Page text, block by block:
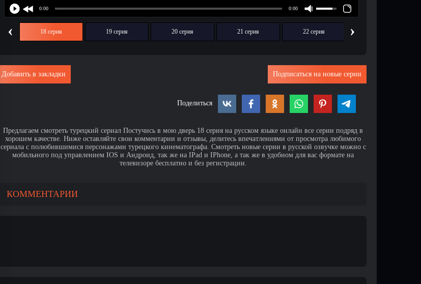
‹ 18 серия 19 серия 20 серия 21 серия 22 серия ›
Подписаться на новые серии
Добавить в закладки
Поделиться
Предлагаем смотреть турецкий сериал Постучись в мою дверь 18 серия на русском языке онлайн все серии подряд в
хорошем качестве. Ниже оставляйте свои комментарии и отзывы, делитесь впечатлениями от просмотра любимого
сериала с полюбившимися персонажами турецкого кинематографа. Смотреть новые серии в русской озвучке можно с
мобильного под управлением IOS и Андроид, так же на IPad и IPhone, а так же в удобном для вас формате на
телевизоре бесплатно и без регистрации.
КОММЕНТАРИИ